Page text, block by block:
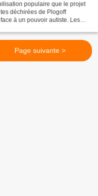
populaire que le projet
déchirées de Plogoff
à un pouvoir autiste. Les
Page suivante >